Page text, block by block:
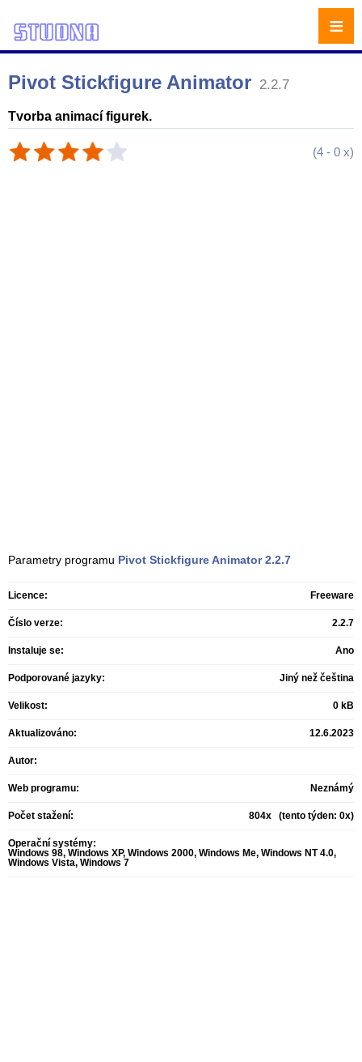
Pivot Stickfigure Animator 2.2.7
Tvorba animací figurek.
(4 - 0 x)
Parametry programu Pivot Stickfigure Animator 2.2.7
Licence: Freeware
Číslo verze: 2.2.7
Instaluje se: Ano
Podporované jazyky: Jiný než čeština
Velikost: 0 kB
Aktualizováno: 12.6.2023
Autor:
Web programu: Neznámý
Počet stažení: 804x (tento týden: 0x)
Operační systémy:
Windows 98, Windows XP, Windows 2000, Windows Me, Windows NT 4.0,
Windows Vista, Windows 7
≡